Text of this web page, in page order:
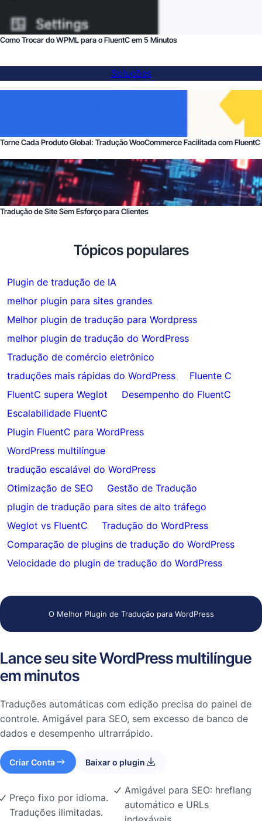
Como Trocar do WPML para o FluentC em 5 Minutos
Soluções
Torne Cada Produto Global: Tradução WooCommerce Facilitada com FluentC
Tradução de Site Sem Esforço para Clientes
Tópicos populares
Plugin de tradução de IA
melhor plugin para sites grandes
Melhor plugin de tradução para Wordpress
melhor plugin de tradução do WordPress
Tradução de comércio eletrônico
traduções mais rápidas do WordPress
Fluente C
FluentC supera Weglot
Desempenho do FluentC
Escalabilidade FluentC
Plugin FluentC para WordPress
WordPress multilíngue
tradução escalável do WordPress
Otimização de SEO
Gestão de Tradução
plugin de tradução para sites de alto tráfego
Weglot vs FluentC
Tradução do WordPress
Comparação de plugins de tradução do WordPress
Velocidade do plugin de tradução do WordPress
O Melhor Plugin de Tradução para WordPress
Lance seu site WordPress multilíngue
em minutos
Traduções automáticas com edição precisa do painel de
controle. Amigável para SEO, sem excesso de banco de
dados e desempenho ultrarrápido.
Criar Conta Baixar o plugin
Preço fixo por idioma.
Traduções ilimitadas.
Amigável para SEO: hreflang
automático e URLs